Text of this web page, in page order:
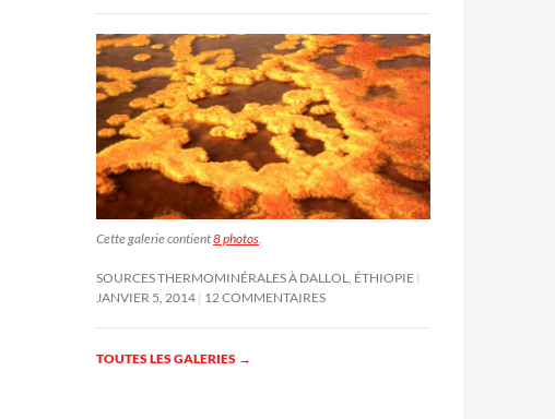
Cette galerie contient8 photos
SOURCES THERMOMINÉRALES À DALLOL, ÉTHIOPIE
JANVIER 5, 2014 12 COMMENTAIRES
TOUTES LES GALERIES →